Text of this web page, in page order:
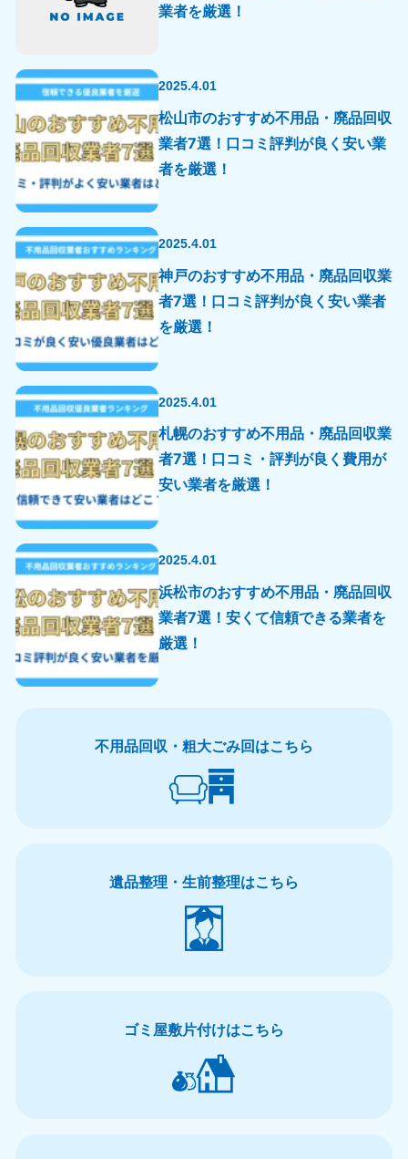
業者を厳選！
2025.4.01
松山市のおすすめ不用品・廃品回収
業者7選！口コミ評判が良く安い業
者を厳選！
2025.4.01
神戸のおすすめ不用品・廃品回収業
者7選！口コミ評判が良く安い業者
を厳選！
2025.4.01
札幌のおすすめ不用品・廃品回収業
者7選！口コミ・評判が良く費用が
安い業者を厳選！
2025.4.01
浜松市のおすすめ不用品・廃品回収
業者7選！安くて信頼できる業者を
厳選！
不用品回収・粗大ごみ回はこちら
遺品整理・生前整理はこちら
ゴミ屋敷片付けはこちら
北海道・東北